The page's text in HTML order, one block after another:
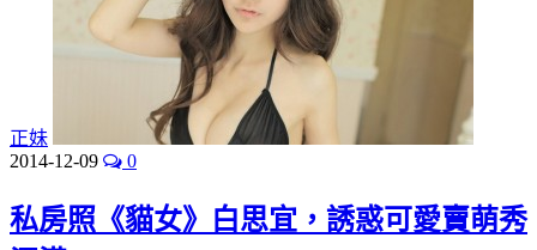
正妹
2014-12-09
0
私房照《貓女》白思宜，誘惑可愛賣萌秀